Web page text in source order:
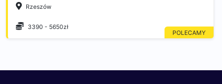
Rzeszów
3390 - 5650zł